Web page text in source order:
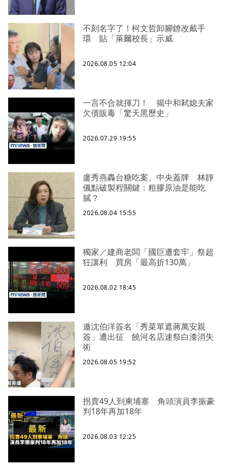
不刻名字了！柯文哲卸腳鐐改戴手
環 貼「萊爾校長」示威
2026.08.05 12:04
一言不合就揮刀！ 揭中和弒媳夫家
欠債販毒「驚天黑歷史」
2026.07.29 19:55
盧秀燕轟台糖吃案、中央蓋牌 林靜
儀點破製程關鍵：粗膠原油是能吃
膩？
2026.08.04 15:55
獨家／建商老闆「國巨遭套牢」祭超
狂讓利 買房「最高折130萬」
2026.08.02 18:45
邀沈伯洋簽名「秀菜單遮蔣萬安親
簽」遭出征 饒河名店速祭白漆消失
術
2026.08.05 19:52
拐賣49人到柬埔寨 角頭演員李振豪
判18年再加18年
2026.08.03 12:25